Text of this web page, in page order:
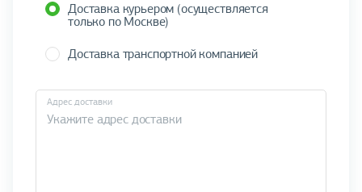
Доставка курьером (осуществляется
только по Москве)
Доставка транспортной компанией
Адрес доставки